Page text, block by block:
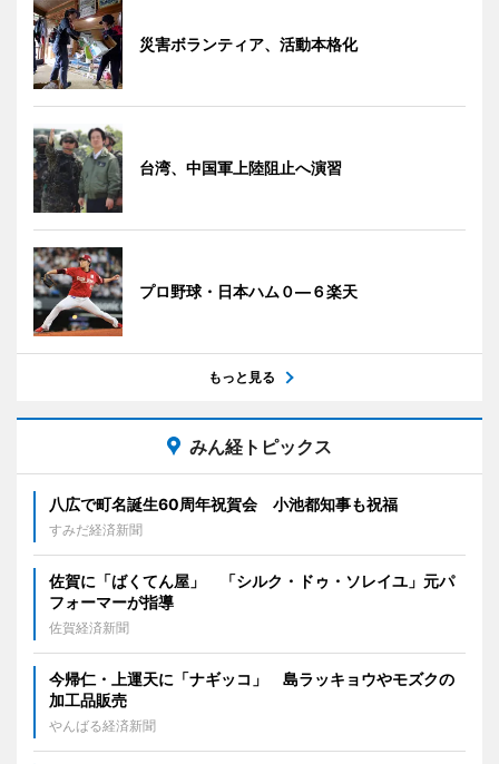
災害ボランティア、活動本格化
台湾、中国軍上陸阻止へ演習
プロ野球・日本ハム０―６楽天
もっと見る
みん経トピックス
八広で町名誕生60周年祝賀会 小池都知事も祝福
すみだ経済新聞
佐賀に「ばくてん屋」 「シルク・ドゥ・ソレイユ」元パ
フォーマーが指導
佐賀経済新聞
今帰仁・上運天に「ナギッコ」 島ラッキョウやモズクの
加工品販売
やんばる経済新聞